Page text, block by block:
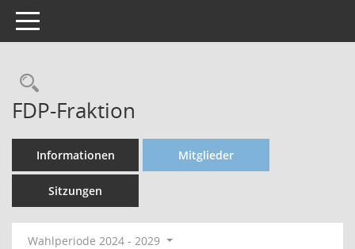
Toggle navigation
FDP-Fraktion
Informationen Mitglieder
Sitzungen
Wahlperiode 2024 - 2029